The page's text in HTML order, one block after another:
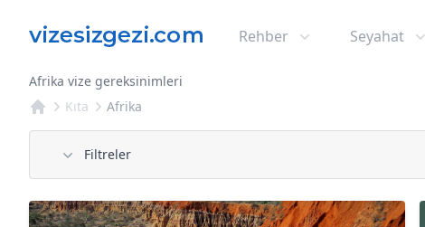
Rehber Seyahat
Afrika vize gereksinimleri
Kıta
Afrika
Filtreler